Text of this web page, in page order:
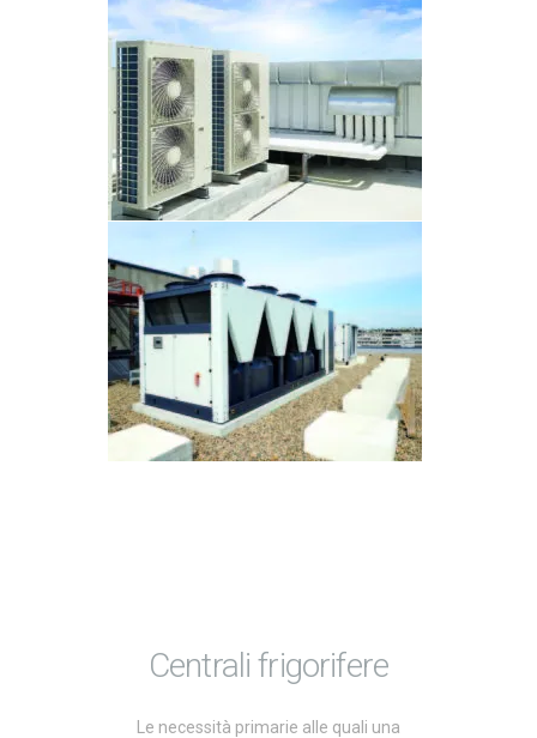
Centrali frigorifere
Le necessità primarie alle quali una